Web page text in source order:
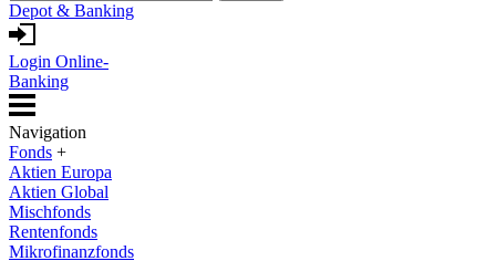
Depot & Banking
Login Online-
Banking
Navigation
Fonds +
Aktien Europa
Aktien Global
Mischfonds
Rentenfonds
Mikrofinanzfonds